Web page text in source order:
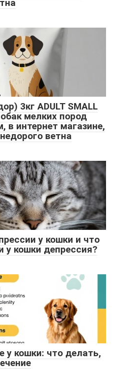
3кг ADULT SMALL
мелких пород
в интернет магазине,
ветна
у кошки и что
у кошки депрессия?
у кошки: что делать,